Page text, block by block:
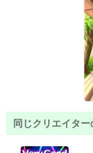
同じクリエイタ